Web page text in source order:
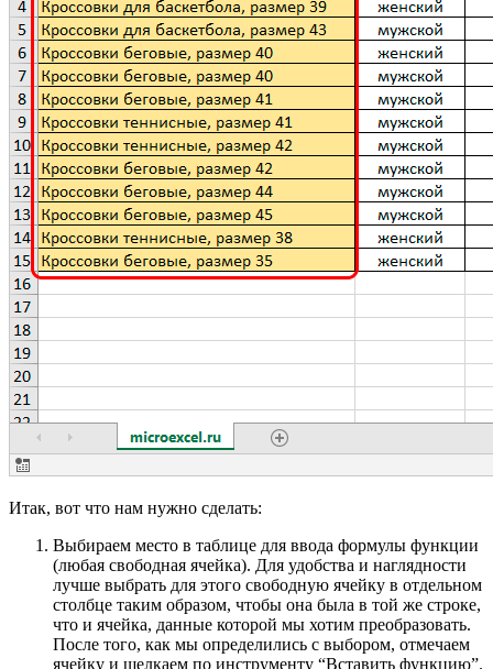
Итак, вот что нам нужно сделать:
Выбираем место в таблице для ввода формулы функции
(любая свободная ячейка). Для удобства и наглядности
лучше выбрать для этого свободную ячейку в отдельном
столбце таким образом, чтобы она была в той же строке,
что и ячейка, данные которой мы хотим преобразовать.
После того, как мы определились с выбором, отмечаем
ячейку и щелкаем по инструменту “Вставить функцию”.